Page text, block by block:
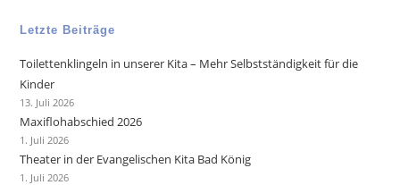
Letzte Beiträge
Toilettenklingeln in unserer Kita – Mehr Selbstständigkeit für die
Kinder
13. Juli 2026
Maxiflohabschied 2026
1. Juli 2026
Theater in der Evangelischen Kita Bad König
1. Juli 2026